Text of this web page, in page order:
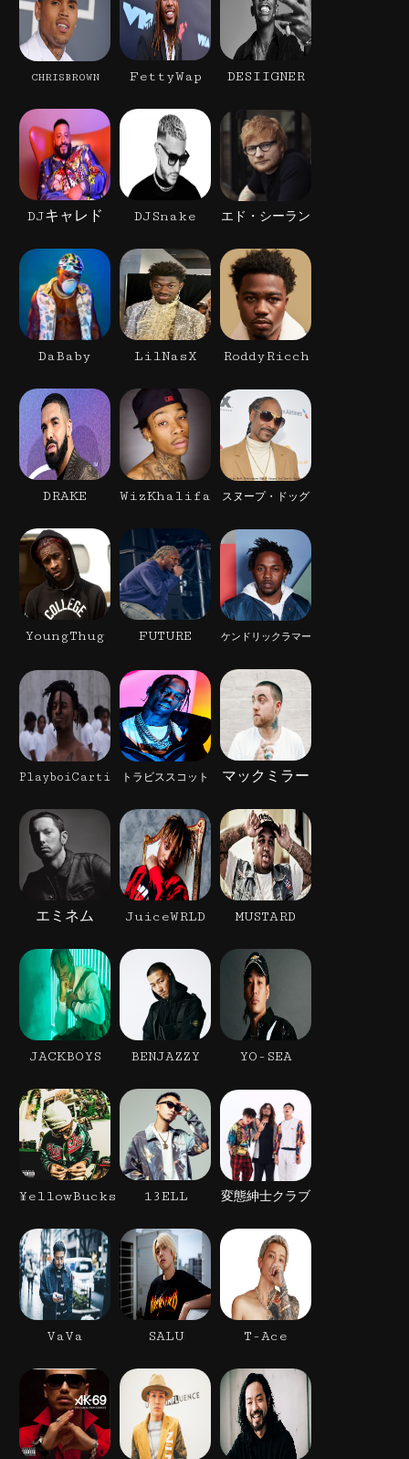
CHRISBROWN FettyWap DESIIGNER
DJキャレド DJSnake エド・シーラン
DaBaby LilNasX RoddyRicch
DRAKE WizKhalifa スヌープ・ドッグ
YoungThug FUTURE ケンドリックラマー
PlayboiCarti トラビススコット マックミラー
エミネム JuiceWRLD MUSTARD
JACKBOYS BENJAZZY YO-SEA
¥ellowBucks 13ELL 変態紳士クラブ
VaVa SALU T-Ace